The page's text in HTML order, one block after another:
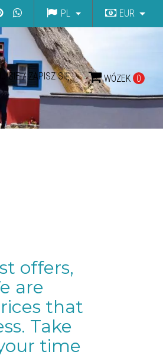
PL EUR
WÓZEK 0
SIE / ZAPISZ SIĘ
offers,
are
that
Take
time